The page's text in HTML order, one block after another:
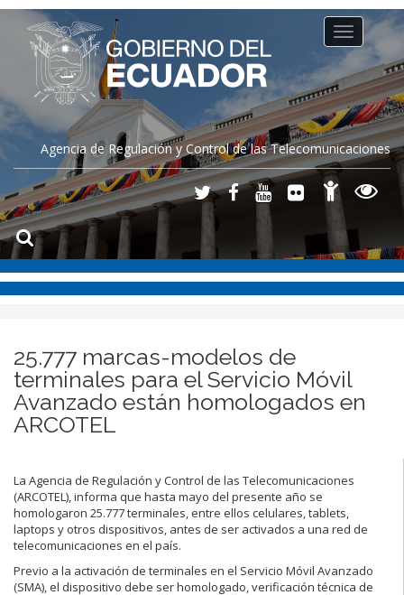
Agencia de Regulación y Control de las Telecomunicaciones
Toggle
navigation
25.777 marcas-modelos de
terminales para el Servicio Móvil
Avanzado están homologados en
ARCOTEL
La Agencia de Regulación y Control de las Telecomunicaciones
(ARCOTEL), informa que hasta mayo del presente año se
homologaron 25.777 terminales, entre ellos celulares, tablets,
laptops y otros dispositivos, antes de ser activados a una red de
telecomunicaciones en el país.
Previo a la activación de terminales en el Servicio Móvil Avanzado
(SMA), el dispositivo debe ser homologado, verificación técnica de